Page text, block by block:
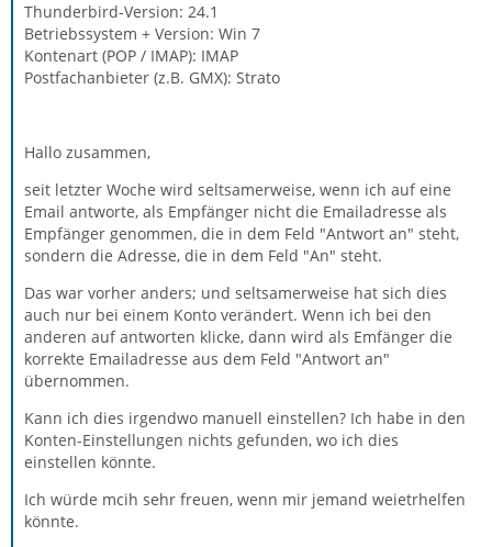
Thunderbird-Version: 24.1
Betriebssystem + Version: Win 7
Kontenart (POP / IMAP): IMAP
Postfachanbieter (z.B. GMX): Strato
Hallo zusammen,
seit letzter Woche wird seltsamerweise, wenn ich auf eine
Email antworte, als Empfänger nicht die Emailadresse als
Empfänger genommen, die in dem Feld "Antwort an" steht,
sondern die Adresse, die in dem Feld "An" steht.
Das war vorher anders; und seltsamerweise hat sich dies
auch nur bei einem Konto verändert. Wenn ich bei den
anderen auf antworten klicke, dann wird als Emfänger die
korrekte Emailadresse aus dem Feld "Antwort an"
übernommen.
Kann ich dies irgendwo manuell einstellen? Ich habe in den
Konten-Einstellungen nichts gefunden, wo ich dies
einstellen könnte.
Ich würde mcih sehr freuen, wenn mir jemand weietrhelfen
könnte.